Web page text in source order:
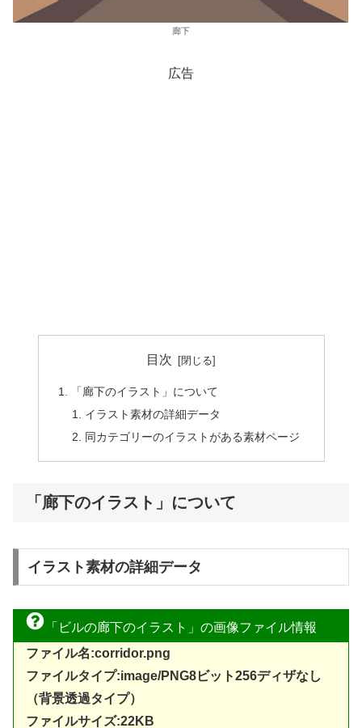
廊下
広告
目次
「廊下のイラスト」について
イラスト素材の詳細データ
同カテゴリーのイラストがある素材ページ
「廊下のイラスト」について
イラスト素材の詳細データ
「ビルの廊下のイラスト」の画像ファイル情報
ファイル名:corridor.png
ファイルタイプ:image/PNG8ビット256ディザなし
（背景透過タイプ）
ファイルサイズ:22KB